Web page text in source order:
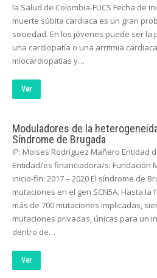
la Salud de Colombia-FUCS Fecha de
muerte súbita cardiaca es un gran
sociedad. En los jóvenes puede ser
una cardiopatía o una arritmia
miocardiopatías y…
Ver
Moduladores de la
Síndrome de Brugada
IP: Moises Rodríguez Mañero Entidad
Entidad/es financiadora/s: Fundación
inicio-fin: 2017 – 2020 El síndrome de
mutaciones en el gen SCN5A. Hasta
más de 700 mutaciones implicadas,
mutaciones privadas, únicas para un
dentro de…
Ver